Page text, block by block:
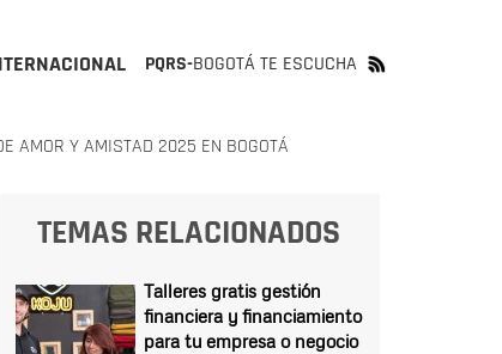
PQRS-BOGOTÁ TE ESCUCHA
AMOR Y AMISTAD 2025 EN BOGOTÁ
TEMAS RELACIONADOS
Talleres gratis gestión
financiera y financiamiento
para tu empresa o negocio